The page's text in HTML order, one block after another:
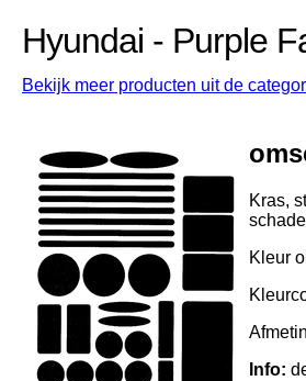
Hyundai - Purple
Bekijk meer producten uit de
Kras,
Kleur
Info: